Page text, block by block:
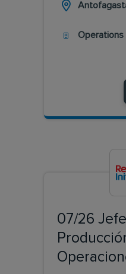
Operations
07/26